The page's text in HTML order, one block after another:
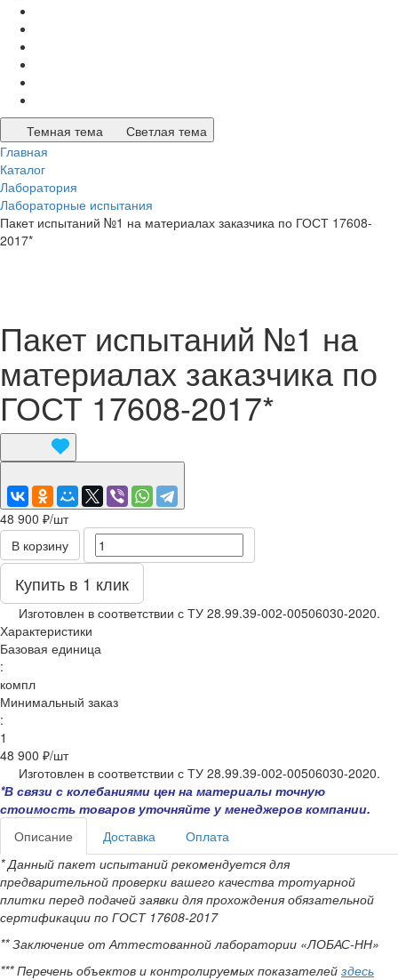
Темная тема
Светлая тема
Главная
Каталог
Лаборатория
Лабораторные испытания
Пакет испытаний №1 на материалах заказчика по ГОСТ 17608-
2017*
Пакет испытаний №1 на
материалах заказчика по
ГОСТ 17608-2017*
48 900 ₽/шт
В корзину
Купить в 1 клик
Изготовлен в соответствии с ТУ 28.99.39-002-00506030-2020.
Характеристики
Базовая единица
:
компл
Минимальный заказ
:
1
48 900 ₽/шт
Изготовлен в соответствии с ТУ 28.99.39-002-00506030-2020.
*В связи с колебаниями цен на материалы точную
стоимость товаров уточняйте у менеджеров компании.
Описание
Доставка
Оплата
* Данный пакет испытаний рекомендуется для
предварительной проверки вашего качества тротуарной
плитки перед подачей заявки для прохождения обязательной
сертификации по ГОСТ 17608-2017
** Заключение от Аттестованной лаборатории «ЛОБАС-НН»
*** Перечень объектов и контролируемых показателей здесь